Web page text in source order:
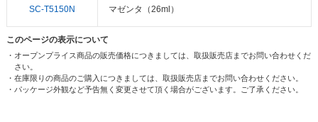
SC-T5150N マゼンタ（26ml）
このページの表示について
・オープンプライス商品の販売価格につきましては、取扱販売店までお問い合わせくだ
さい。
・在庫限りの商品のご購入につきましては、取扱販売店までお問い合わせください。
・パッケージ外観など予告無く変更させて頂く場合がございます。ご了承ください。